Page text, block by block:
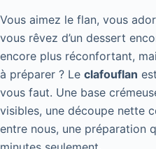
Vous aimez le flan, vous
vous rêvez d’un dessert
encore plus réconfortant,
à préparer ? Le clafouflan
vous faut. Une base
visibles, une découpe nette
entre nous, une préparation